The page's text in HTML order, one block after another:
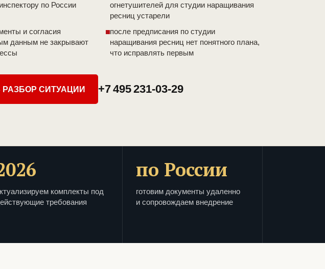
по России
огнетушителей для студии наращивания
ресниц устарели
и согласия
данным не закрывают
после предписания по студии
наращивания ресниц нет понятного плана,
что исправлять первым
РАЗБОР СИТУАЦИИ +7 495 231-03-29
комплекты под
требования
по России
готовим документы удаленно
и сопровождаем внедрение